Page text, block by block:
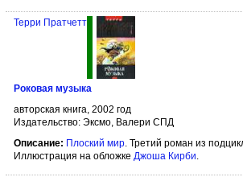
Терри Пратчетт
Роковая музыка
авторская книга, 2002 год
Издательство: Эксмо, Валери СПД
Описание: Плоский мир. Третий роман из
Иллюстрация на обложке Джоша Кирби.